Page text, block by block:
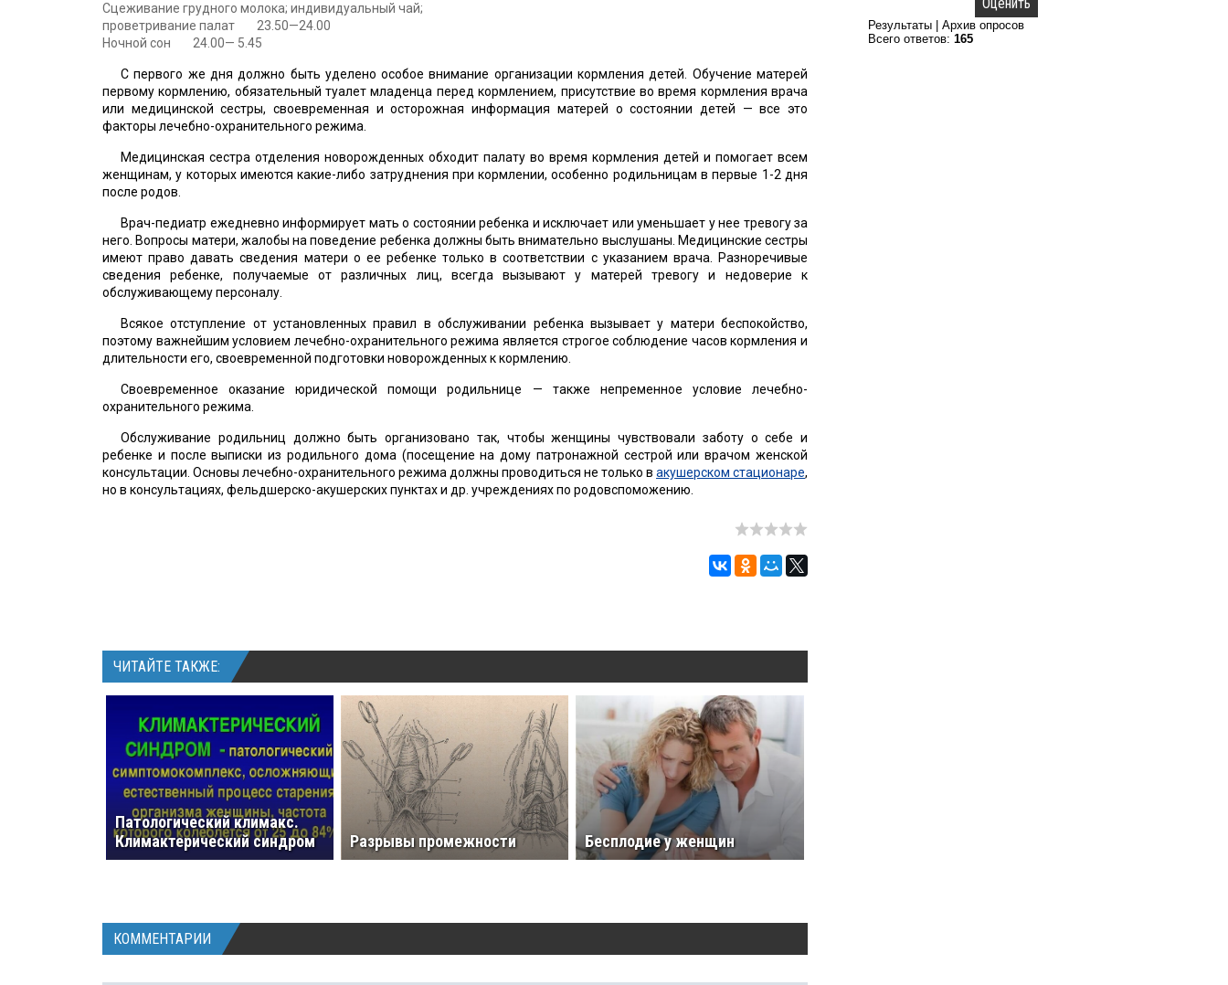
Сцеживание грудного молока; индивидуальный чай;
проветривание палат 23.50—24.00
Ночной сон 24.00— 5.45
С первого же дня должно быть уделено особое внимание организации кормления детей. Обучение матерей
первому кормлению, обязательный туалет младенца перед кормлением, присутствие во время кормления врача
или медицинской сестры, своевременная и осторожная информация матерей о состоянии детей — все это
факторы лечебно-охранительного режима.
Медицинская сестра отделения новорожденных обходит палату во время кормления детей и помогает всем
женщинам, у которых имеются какие-либо затруднения при кормлении, особенно родильницам в первые 1-2 дня
после родов.
Врач-педиатр ежедневно информирует мать о состоянии ребенка и исключает или уменьшает у нее тревогу за
него. Вопросы матери, жалобы на поведение ребенка должны быть внимательно выслушаны. Медицинские сестры
имеют право давать сведения матери о ее ребенке только в соответствии с указанием врача. Разноречивые
сведения ребенке, получаемые от различных лиц, всегда вызывают у матерей тревогу и недоверие к
обслуживающему персоналу.
Всякое отступление от установленных правил в обслуживании ребенка вызывает у матери беспокойство,
поэтому важнейшим условием лечебно-охранительного режима является строгое соблюдение часов кормления и
длительности его, своевременной подготовки новорожденных к кормлению.
Своевременное оказание юридической помощи родильнице — также непременное условие лечебно-
охранительного режима.
Обслуживание родильниц должно быть организовано так, чтобы женщины чувствовали заботу о себе и
ребенке и после выписки из родильного дома (посещение на дому патронажной сестрой или врачом женской
консультации. Основы лечебно-охранительного режима должны проводиться не только в акушерском стационаре,
но в консультациях, фельдшерско-акушерских пунктах и др. учреждениях по родовспоможению.
ЧИТАЙТЕ ТАКЖЕ:
Патологический климакс.
Климактерический синдром
Разрывы промежности Бесплодие у женщин
КОММЕНТАРИИ
Результаты |Архив опросов
Всего ответов:165